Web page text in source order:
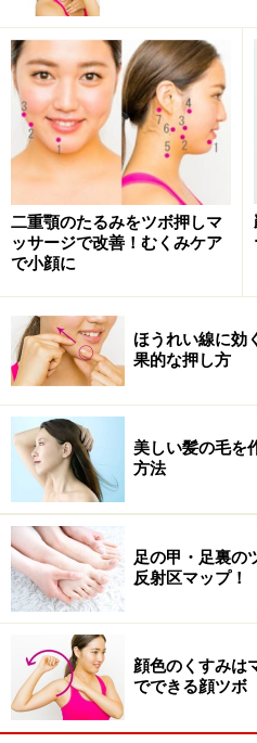
あわせてやりたい「肌のハリ」
ほうれい線に効く顔
ステップ1。
ステップ１：顔の右側から押
も同様におこなってくださ
たツボを動かすことで筋肉を
す。
左手の人差し指で、あごの真
漿」、右手の人差し指でエラ
「前大迎」
右指を3秒かけて斜め上に
左右3回ずつリピート。
ステップ2。
二重顎のたるみをツボ押しマ
ッサージで改善！むくみケア
で小顔に
ほうれい線に効
果的な押し方
美しい髪の毛を
方法
足の甲・足裏の
反射区マップ！
顔色のくすみは
でできる顔ツボ